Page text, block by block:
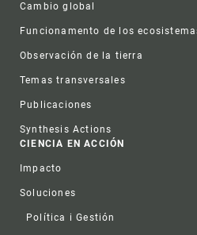
Cambio global
Funcionamento de los
Observación de la tierra
Temas transversales
Publicaciones
Synthesis Actions
CIENCIA EN ACCIÓN
Impacto
Soluciones
Política i Gestión